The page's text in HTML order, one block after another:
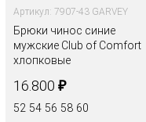
Артикул: 7907-43 GARVEY
Брюки чинос синие
мужские Club of Comfort
хлопковые
16.800 ₽
52 54 56 58 60